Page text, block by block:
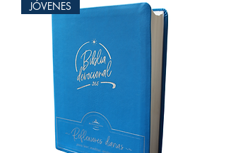
JÓVENES